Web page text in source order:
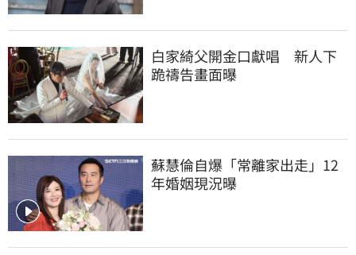
白家綺父開金口獻唱　新人下
跪禱告畫面曝
蘇慧倫自爆「常離家出走」12
年婚姻現況曝